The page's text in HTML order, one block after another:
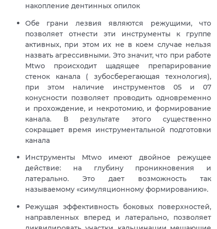
накопление дентинных опилок
Обе грани лезвия являются режущими, что
позволяет отнести эти инструменты к группе
активных, при этом их не в коем случае нельзя
назвать агрессивными. Это значит, что при работе
Мtwo происходит щадящее препарирование
стенок канала ( зубосберегающая технология),
при этом наличие инструментов 05 и 07
конусности позволяет проводить одновременно
и прохождение, и некротомию, и формирование
канала. В результате этого существенно
сокращает время инструментальной подготовки
канала
Инструменты Мtwo имеют двойное режущее
действие: на глубину проникновения и
латерально. Это дает возможность так
называемому «симуляционному формированию».
Режущая эффективность боковых поверхностей,
направленных вперед и латерально, позволяет